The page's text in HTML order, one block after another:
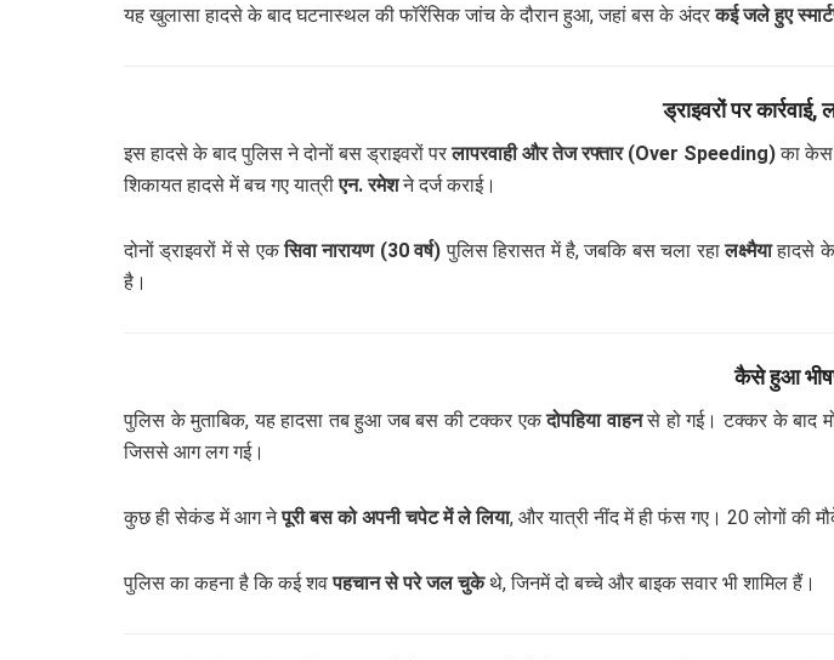
यह खुलासा हादसे के बाद घटनास्थल की फॉरेंसिक जांच के दौरान हुआ, जहां बस के अंदरकई जले हुए
ड्राइवरों पर कार्रवाई,
इस हादसे के बाद पुलिस ने दोनों बस ड्राइवरों परलापरवाही और तेज रफ्तार (Over Speeding)का केस
शिकायत हादसे में बच गए यात्रीएन. रमेशने दर्ज कराई।
दोनों ड्राइवरों में से एकसिवा नारायण (30 वर्ष) पुलिस हिरासत में है, जबकि बस चला रहालक्ष्मैयाहादसे
है।
कैसे हुआ
पुलिस के मुताबिक, यह हादसा तब हुआ जब बस की टक्कर एकदोपहिया वाहनसे हो गई। टक्कर के बाद
जिससे आग लग गई।
कुछ ही सेकंड में आग नेपूरी बस को अपनी चपेट में ले लिया, और यात्री नींद में ही फंस गए। 20 लोगों की
पुलिस का कहना है कि कई शवपहचान से परे जल चुकेथे, जिनमें दो बच्चे और बाइक सवार भी शामिल हैं।